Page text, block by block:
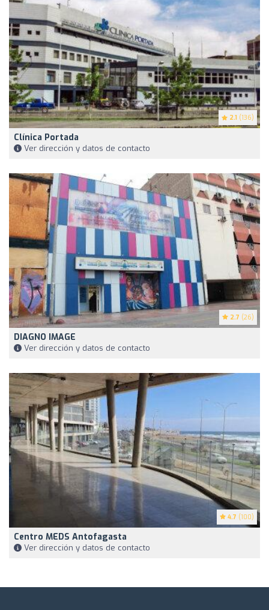
2.1 (136)
Clínica Portada
Ver dirección y datos de contacto
2.7 (26)
DIAGNO IMAGE
Ver dirección y datos de contacto
4.7 (100)
Centro MEDS Antofagasta
Ver dirección y datos de contacto